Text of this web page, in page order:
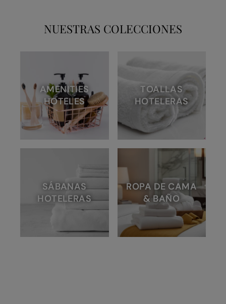
NUESTRAS COLECCIONES
AMENITIES
HOTELES
TOALLAS
HOTELERAS
SÁBANAS
HOTELERAS
ROPA DE CAMA
& BAÑO